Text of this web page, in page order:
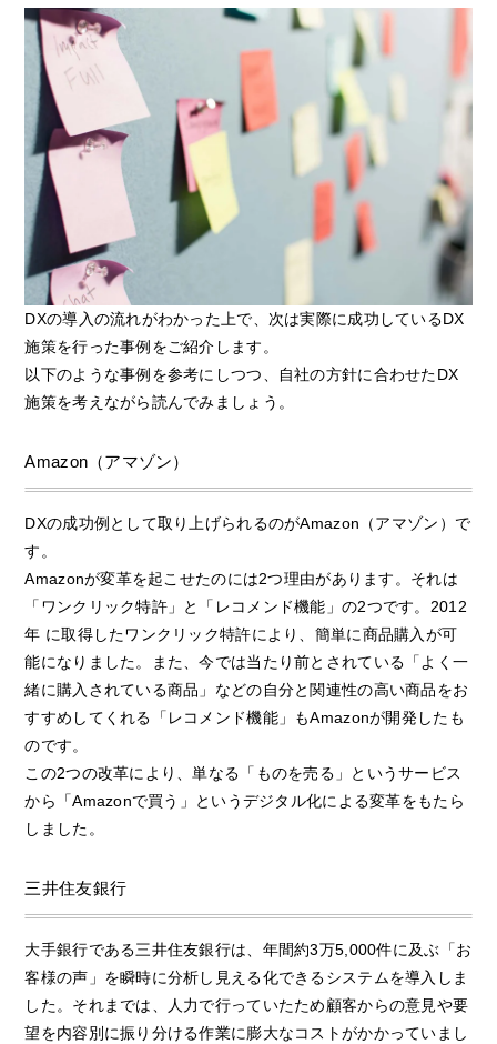
DXの導入の流れがわかった上で、次は実際に成功しているDX
施策を行った事例をご紹介します。
以下のような事例を参考にしつつ、自社の方針に合わせたDX
施策を考えながら読んでみましょう。
Amazon（アマゾン）
DXの成功例として取り上げられるのがAmazon（アマゾン）で
す。
Amazonが変革を起こせたのには2つ理由があります。それは
「ワンクリック特許」と「レコメンド機能」の2つです。2012
年 に取得したワンクリック特許により、簡単に商品購入が可
能になりました。また、今では当たり前とされている「よく一
緒に購入されている商品」などの自分と関連性の高い商品をお
すすめしてくれる「レコメンド機能」もAmazonが開発したも
のです。
この2つの改革により、単なる「ものを売る」というサービス
から「Amazonで買う」というデジタル化による変革をもたら
しました。
三井住友銀行
大手銀行である三井住友銀行は、年間約3万5,000件に及ぶ「お
客様の声」を瞬時に分析し見える化できるシステムを導入しま
した。それまでは、人力で行っていたため顧客からの意見や要
望を内容別に振り分ける作業に膨大なコストがかかっていまし